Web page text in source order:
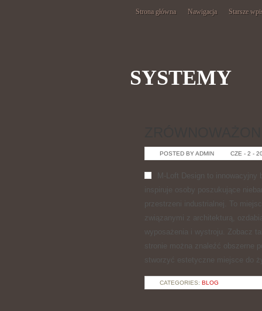
Strona główna Nawigacja Starsze
SYSTEMY
POSTED BY ADMIN CZE - 2 -
M-Loft Design to
inspiruje osoby poszukujące
przestrzeni industrialnej. To
związanymi z architekturą,
wyposażenia i wystroju. Zobacz
stronie można znaleźć obszerne
stworzyć estetyczne miejsce do
CATEGORIES: BLOG